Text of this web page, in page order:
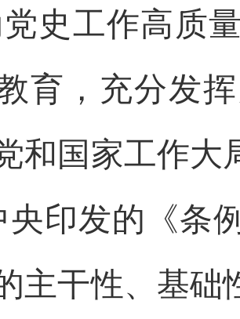
史工作高质
育，充分发
和国家工作大
央印发的《条
主干性、基础